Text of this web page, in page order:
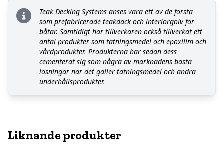
Teak Decking Systems anses vara ett av de första
som prefabricerade teakdäck och interiörgolv för
båtar. Samtidigt har tillverkaren också tillverkat ett
antal produkter som tätningsmedel och epoxilim och
vårdprodukter. Produkterna har sedan dess
cementerat sig som några av marknadens bästa
lösningar när det gäller tätningsmedel och andra
underhållsprodukter.
Liknande produkter